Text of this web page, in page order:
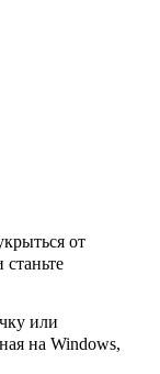
от
или
на Windows,